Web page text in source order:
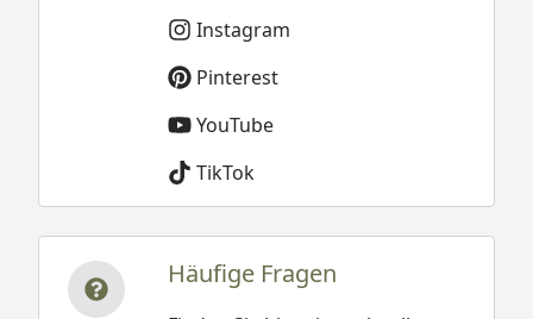
Instagram
Pinterest
YouTube
TikTok
Häufige Fragen